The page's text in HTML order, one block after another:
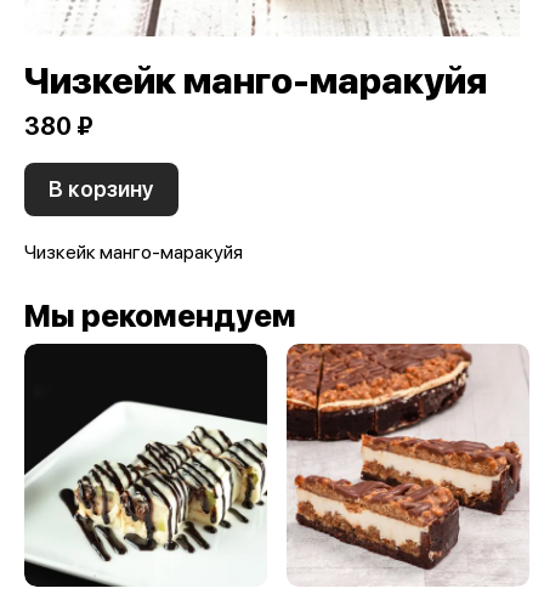
Чизкейк манго-маракуйя
380 ₽
В корзину
Чизкейк манго-маракуйя
Мы рекомендуем